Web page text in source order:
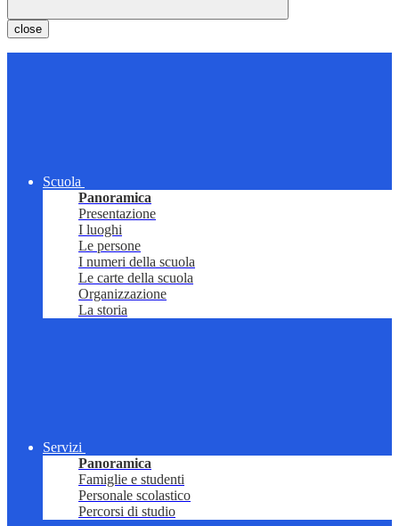
close
Scuola
Panoramica
Presentazione
I luoghi
Le persone
I numeri della scuola
Le carte della scuola
Organizzazione
La storia
Servizi
Panoramica
Famiglie e studenti
Personale scolastico
Percorsi di studio